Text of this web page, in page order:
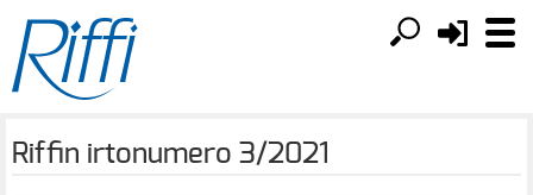
Riffin irtonumero 3/2021